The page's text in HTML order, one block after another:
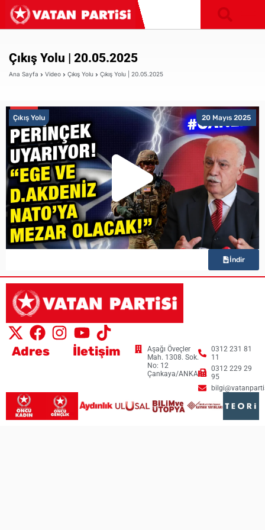
Çıkış Yolu | 20.05.2025
Ana Sayfa Video Çıkış Yolu Çıkış Yolu | 20.05.2025
20 Mayıs 2025
Çıkış Yolu
İndir
Adres
Aşağı Öveçler
Mah. 1308. Sok.
No: 12
Çankaya/ANKARA
İletişim
0312 231 81
11
0312 229 29
95